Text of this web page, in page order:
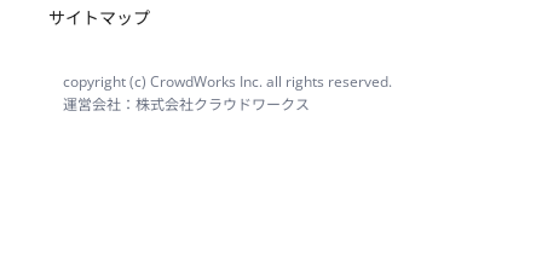
サイトマップ
copyright (c) CrowdWorks Inc. all rights reserved.
運営会社：株式会社クラウドワークス